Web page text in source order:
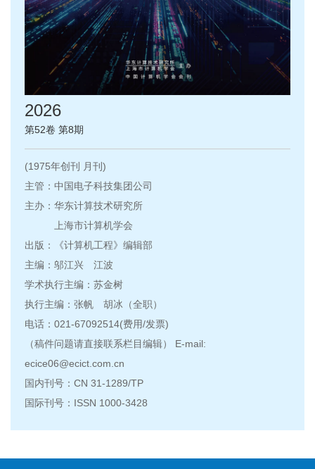
2026
第52卷 第8期
(1975年创刊 月刊)
主管：中国电子科技集团公司
主办：华东计算技术研究所
上海市计算机学会
出版：《计算机工程》编辑部
主编：邬江兴 江波
学术执行主编：苏金树
执行主编：张帆 胡冰（全职）
电话：021-67092514(费用/发票)
（稿件问题请直接联系栏目编辑） E-mail:
ecice06@ecict.com.cn
国内刊号：CN 31-1289/TP
国际刊号：ISSN 1000-3428